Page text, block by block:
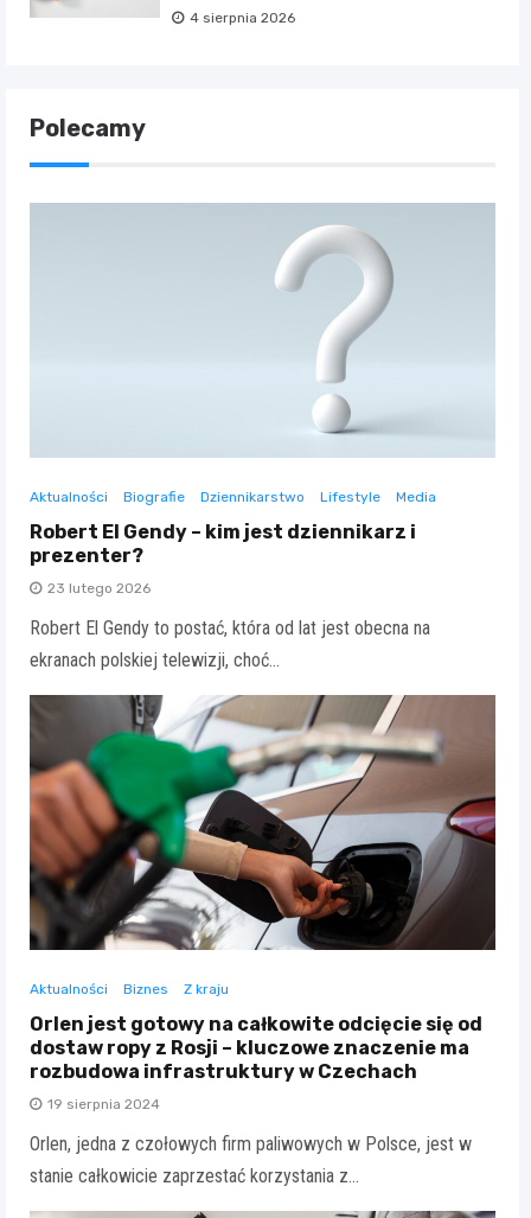
4 sierpnia 2026
Polecamy
Aktualności Biografie Dziennikarstwo Lifestyle Media
Robert El Gendy – kim jest dziennikarz i
prezenter?
23 lutego 2026
Robert El Gendy to postać, która od lat jest obecna na
ekranach polskiej telewizji, choć…
Aktualności Biznes Z kraju
Orlen jest gotowy na całkowite odcięcie się od
dostaw ropy z Rosji – kluczowe znaczenie ma
rozbudowa infrastruktury w Czechach
19 sierpnia 2024
Orlen, jedna z czołowych firm paliwowych w Polsce, jest w
stanie całkowicie zaprzestać korzystania z…